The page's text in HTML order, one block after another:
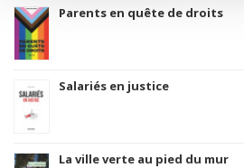
Parents en quête de droits
Salariés en justice
La ville verte au pied du mur